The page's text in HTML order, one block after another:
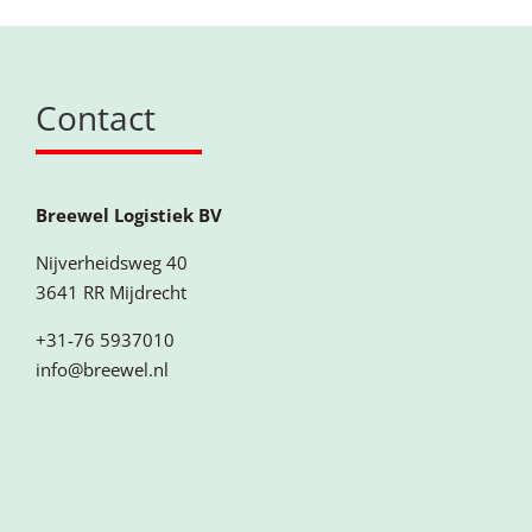
Contact
Breewel Logistiek BV
Nijverheidsweg 40
3641 RR Mijdrecht
+31-76 5937010
info@breewel.nl